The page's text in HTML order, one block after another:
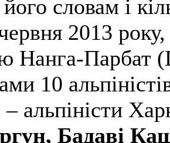
словам і
2013
Нанга-Парбат
10
альпіністи
Бадаві